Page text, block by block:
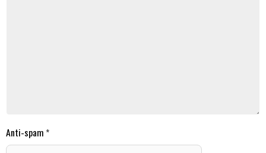
Anti-spam